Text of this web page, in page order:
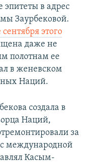
эпитеты в адрес
Заурбековой.
этого
даже не
полотнам ее
в женевском
Наций.
создала в
Наций,
за
международной
Касым-